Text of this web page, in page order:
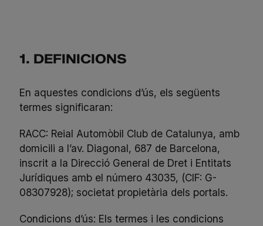
1. DEFINICIONS
En aquestes condicions d’ús, els següents
termes significaran:
RACC: Reial Automòbil Club de Catalunya, amb
domicili a l’av. Diagonal, 687 de Barcelona,
inscrit a la Direcció General de Dret i Entitats
Jurídiques amb el número 43035, (CIF: G-
08307928); societat propietària dels portals.
Condicions d’ús: Els termes i les condicions